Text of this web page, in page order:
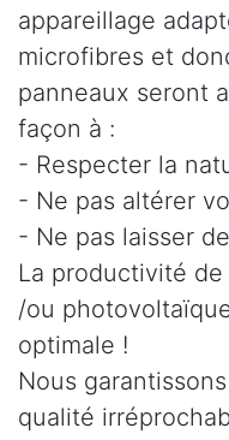
appareillage
microfibres et
panneaux seront
façon à :
- Respecter la
- Ne pas altérer
- Ne pas laisser
La productivité
/ou
optimale !
Nous
qualité